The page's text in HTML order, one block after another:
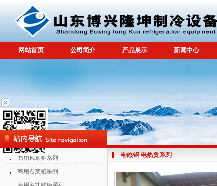
网站首页 公司简介 产品展示 新闻中心
商用风幕柜系列
商用点菜柜系列
电热锅 电热煲系列